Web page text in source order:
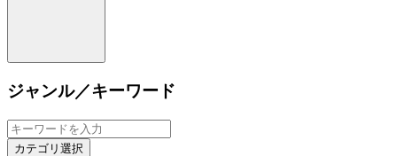
ジャンル／キーワード
カテゴリ選択